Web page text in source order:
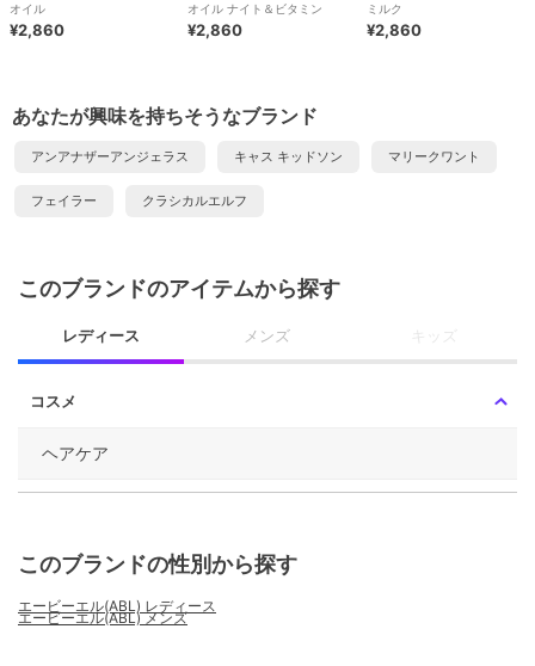
オイル
¥2,860
オイル ナイト＆ビタミン
¥2,860
ミルク
¥2,860
あなたが興味を持ちそうなブランド
アンアナザーアンジェラス キャス キッドソン マリークワント
フェイラー クラシカルエルフ
このブランドのアイテムから探す
レディース メンズ キッズ
コスメ
ヘアケア
このブランドの性別から探す
エービーエル(ABL) レディース
エービーエル(ABL) メンズ